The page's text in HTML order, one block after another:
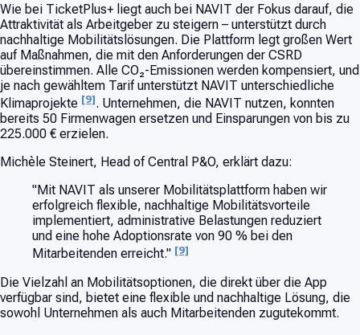
Wie bei TicketPlus+ liegt auch bei NAVIT der Fokus darauf, die
Attraktivität als Arbeitgeber zu steigern – unterstützt durch
nachhaltige Mobilitätslösungen. Die Plattform legt großen Wert
auf Maßnahmen, die mit den Anforderungen der CSRD
übereinstimmen. Alle CO₂-Emissionen werden kompensiert, und
je nach gewähltem Tarif unterstützt NAVIT unterschiedliche
Klimaprojekte [9]. Unternehmen, die NAVIT nutzen, konnten
bereits 50 Firmenwagen ersetzen und Einsparungen von bis zu
225.000 € erzielen.
Michèle Steinert, Head of Central P&O, erklärt dazu:
"Mit NAVIT als unserer Mobilitätsplattform haben wir
erfolgreich flexible, nachhaltige Mobilitätsvorteile
implementiert, administrative Belastungen reduziert
und eine hohe Adoptionsrate von 90 % bei den
Mitarbeitenden erreicht." [9]
Die Vielzahl an Mobilitätsoptionen, die direkt über die App
verfügbar sind, bietet eine flexible und nachhaltige Lösung, die
sowohl Unternehmen als auch Mitarbeitenden zugutekommt.